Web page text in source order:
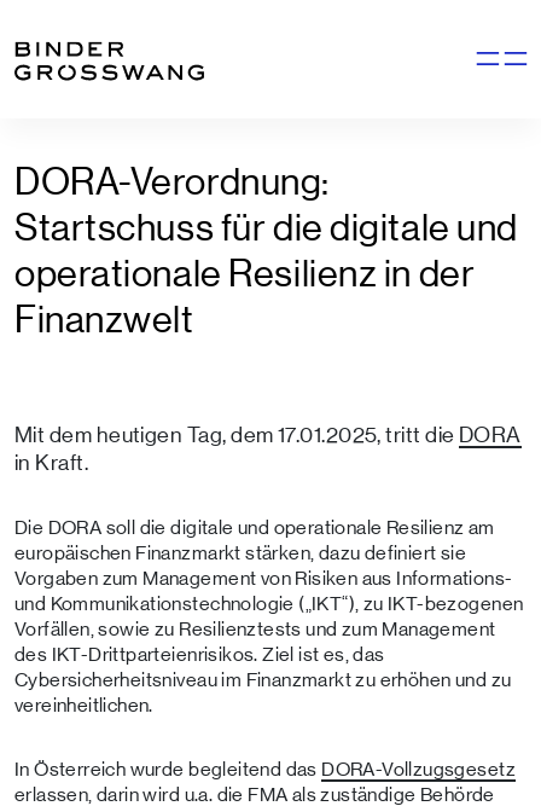
DORA-Verordnung:
Startschuss für die digitale und
operationale Resilienz in der
Finanzwelt
Mit dem heutigen Tag, dem 17.01.2025, tritt die DORA
in Kraft.
Die DORA soll die digitale und operationale Resilienz am
europäischen Finanzmarkt stärken, dazu definiert sie
Vorgaben zum Management von Risiken aus Informations-
und Kommunikationstechnologie („IKT“), zu IKT-bezogenen
Vorfällen, sowie zu Resilienztests und zum Management
des IKT-Drittparteienrisikos. Ziel ist es, das
Cybersicherheitsniveau im Finanzmarkt zu erhöhen und zu
vereinheitlichen.
In Österreich wurde begleitend das DORA-Vollzugsgesetz
erlassen, darin wird u.a. die FMA als zuständige Behörde